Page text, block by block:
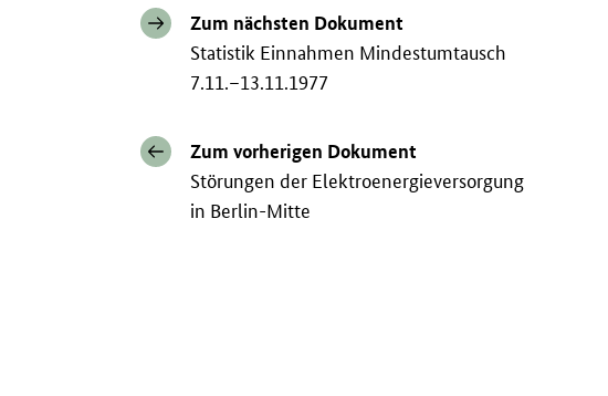
Zum nächsten Dokument
Statistik Einnahmen Mindestumtausch
7.11.–13.11.1977
Zum vorherigen Dokument
Störungen der Elektroenergieversorgung
in Berlin-Mitte